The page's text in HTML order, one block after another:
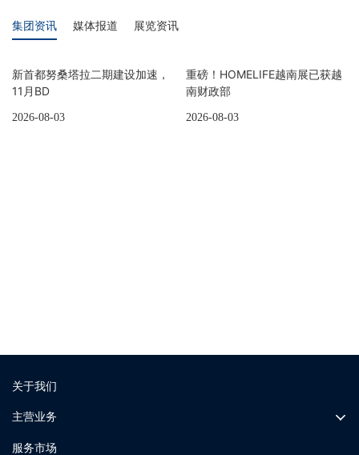
集团资讯 媒体报道 展览资讯
新首都努桑塔拉二期建设加速，
11月BD
2026-08-03
重磅！HOMELIFE越南展已获越
南财政部
2026-08-03
关于我们
主营业务
服务市场